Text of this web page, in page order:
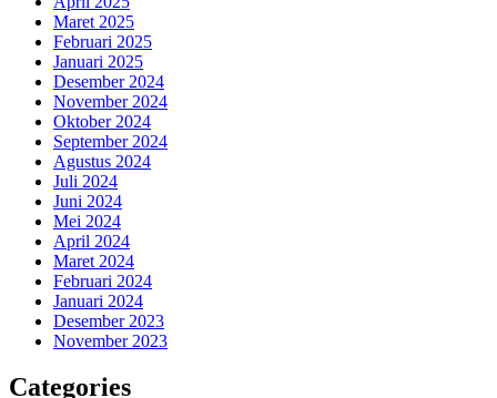
Maret 2025
Februari 2025
Januari 2025
Desember 2024
November 2024
Oktober 2024
September 2024
Agustus 2024
Juli 2024
Juni 2024
Mei 2024
April 2024
Maret 2024
Februari 2024
Januari 2024
Desember 2023
November 2023
Categories